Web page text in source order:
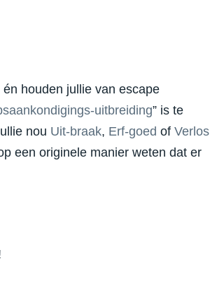
houden jullie van escape
uitbreiding” is te
nou Uit-braak, Erf-goed of Verlos
een originele manier weten dat er